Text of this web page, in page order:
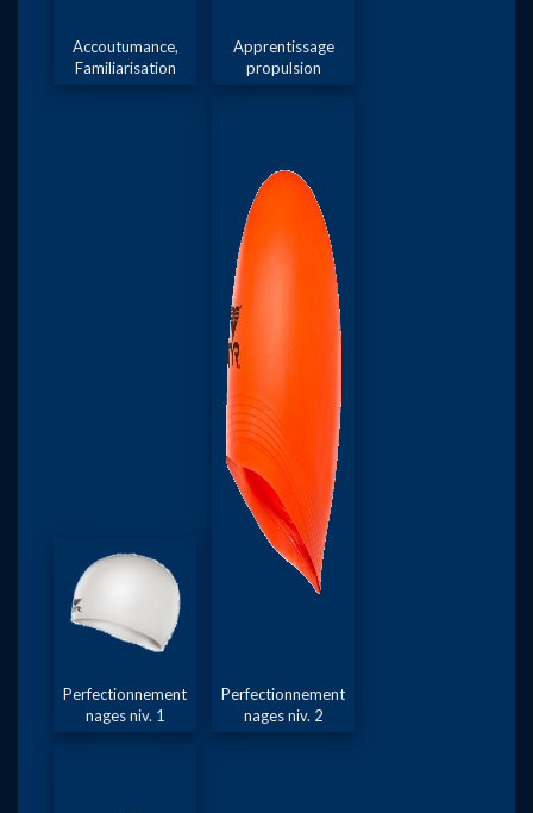
Accoutumance,
Familiarisation
Apprentissage
propulsion
Perfectionnement
nages niv. 1
Perfectionnement
nages niv. 2